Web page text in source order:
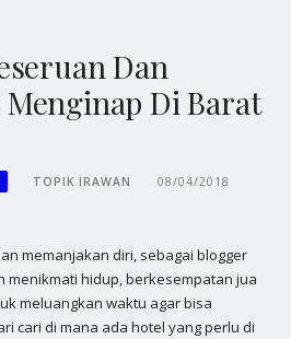
Dan
Di Barat
TOPIK IRAWAN
08/04/2018
memanjakan diri, sebagai blogger
menikmati hidup, berkesempatan jua
meluangkan waktu agar bisa
cari di mana ada hotel yang perlu di